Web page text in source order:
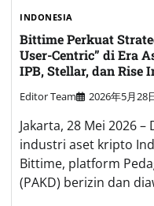
INDONESIA
Bittime Perkuat
User-Centric” di Era
IPB, Stellar, dan Rise
Editor Team 2026年5月28
Jakarta, 28 Mei 2026
industri aset kripto
Bittime, platform
(PAKD) berizin dan